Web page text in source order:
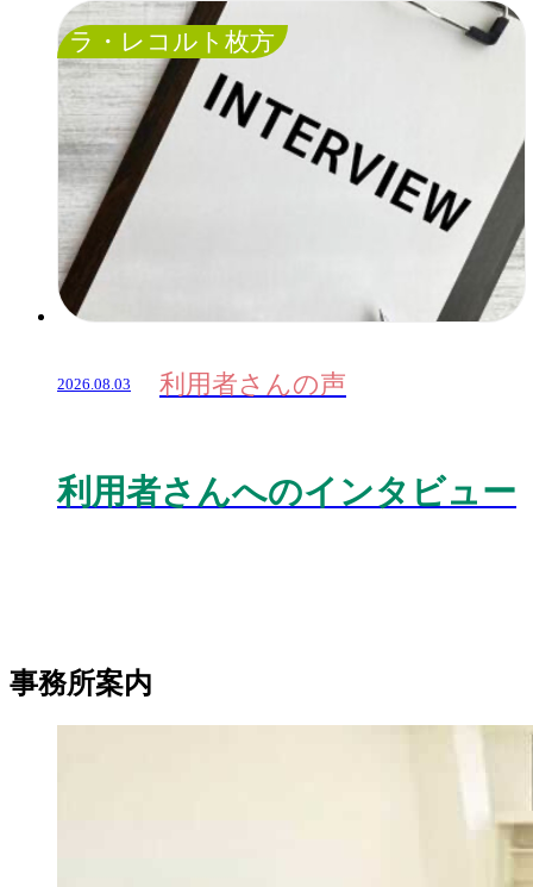
ラ・レコルト枚方
2026.08.03 利用者さんの声
利用者さんへのインタビュー
事務所案内